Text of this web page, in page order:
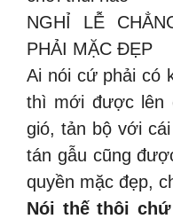
NGHỈ LỄ
PHẢI MẶC ĐẸP
Ai nói cứ phải có
thì mới được lên
gió, tản bộ với
tán gẫu cũng
quyền mặc đẹp,
Nói thế thôi